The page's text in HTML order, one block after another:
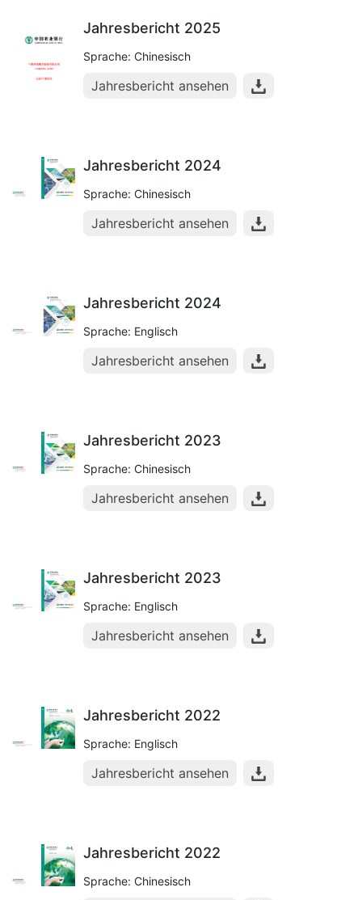
Jahresbericht 2025
Sprache: Chinesisch
Jahresbericht ansehen
Jahresbericht 2024
Sprache: Chinesisch
Jahresbericht ansehen
Jahresbericht 2024
Sprache: Englisch
Jahresbericht ansehen
Jahresbericht 2023
Sprache: Chinesisch
Jahresbericht ansehen
Jahresbericht 2023
Sprache: Englisch
Jahresbericht ansehen
Jahresbericht 2022
Sprache: Englisch
Jahresbericht ansehen
Jahresbericht 2022
Sprache: Chinesisch